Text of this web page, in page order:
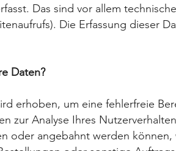
Das sind vor allem
Die Erfassung dieser
Daten?
erhoben, um eine fehlerfreie
zur Analyse Ihres
oder angebahnt werden